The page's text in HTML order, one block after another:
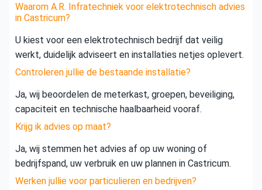
Waarom A.R. Infratechniek voor elektrotechnisch advies
in Castricum?
U kiest voor een elektrotechnisch bedrijf dat veilig
werkt, duidelijk adviseert en installaties netjes oplevert.
Controleren jullie de bestaande installatie?
Ja, wij beoordelen de meterkast, groepen, beveiliging,
capaciteit en technische haalbaarheid vooraf.
Krijg ik advies op maat?
Ja, wij stemmen het advies af op uw woning of
bedrijfspand, uw verbruik en uw plannen in Castricum.
Werken jullie voor particulieren en bedrijven?